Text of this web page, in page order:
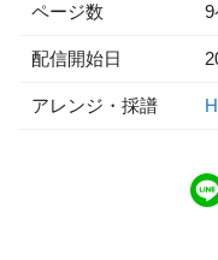
ページ数 9
配信開始日
アレンジ・採譜